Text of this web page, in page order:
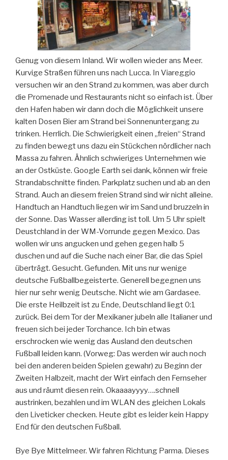
Genug von diesem Inland. Wir wollen wieder ans Meer.
Kurvige Straßen führen uns nach Lucca. In Viareggio
versuchen wir an den Strand zu kommen, was aber durch
die Promenade und Restaurants nicht so einfach ist. Über
den Hafen haben wir dann doch die Möglichkeit unsere
kalten Dosen Bier am Strand bei Sonnenuntergang zu
trinken. Herrlich. Die Schwierigkeit einen „freien“ Strand
zu finden bewegt uns dazu ein Stückchen nördlicher nach
Massa zu fahren. Ähnlich schwieriges Unternehmen wie
an der Ostküste. Google Earth sei dank, können wir freie
Strandabschnitte finden. Parkplatz suchen und ab an den
Strand. Auch an diesem freien Strand sind wir nicht alleine.
Handtuch an Handtuch liegen wir im Sand und bruzzeln in
der Sonne. Das Wasser allerding ist toll. Um 5 Uhr spielt
Deustchland in der WM-Vorrunde gegen Mexico. Das
wollen wir uns angucken und gehen gegen halb 5
duschen und auf die Suche nach einer Bar, die das Spiel
überträgt. Gesucht. Gefunden. Mit uns nur wenige
deutsche Fußballbegeisterte. Generell begegnen uns
hier nur sehr wenig Deutsche. Nicht wie am Gardasee.
Die erste Heilbzeit ist zu Ende, Deutschland liegt 0:1
zurück. Bei dem Tor der Mexikaner jubeln alle Italianer und
freuen sich bei jeder Torchance. Ich bin etwas
erschrocken wie wenig das Ausland den deutschen
Fußball leiden kann. (Vorweg: Das werden wir auch noch
bei den anderen beiden Spielen gewahr) zu Beginn der
Zweiten Halbzeit, macht der Wirt einfach den Fernseher
aus und räumt diesen rein. Okaaaayyyy….schnell
austrinken, bezahlen und im WLAN des gleichen Lokals
den Liveticker checken. Heute gibt es leider kein Happy
End für den deutschen Fußball.
Bye Bye Mittelmeer. Wir fahren Richtung Parma. Dieses